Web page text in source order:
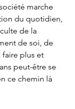
marche
du quotidien,
de la
de soi, de
plus et
peut-être se
ce chemin là